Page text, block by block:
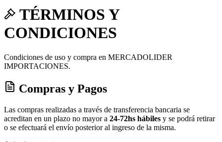
TÉRMINOS Y
CONDICIONES
Condiciones de uso y compra en MERCADOLIDER
IMPORTACIONES.
Compras y Pagos
Las compras realizadas a través de transferencia bancaria se
acreditan en un plazo no mayor a 24-72hs hábiles y se podrá retirar
o se efectuará el envío posterior al ingreso de la misma.